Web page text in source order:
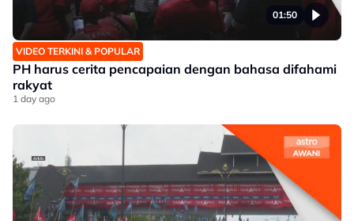
01:50
VIDEO TERKINI & POPULAR
PH harus cerita pencapaian dengan bahasa difahami
rakyat
1 day ago